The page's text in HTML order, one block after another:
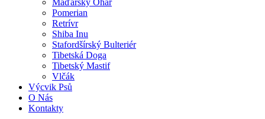
Pomerian
Retrívr
Shiba Inu
Stafordšírský Bulteriér
Tibetská Doga
Tibetský Mastif
Vlčák
Výcvik Psů
O Nás
Kontakty